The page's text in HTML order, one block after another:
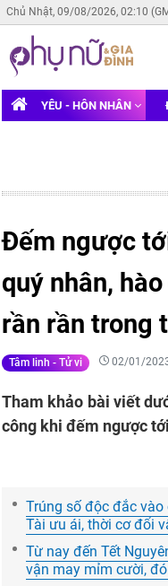
Chủ Nhật, 09/08/2026, 02:10
YÊU - HÔN NHÂN
Đếm ngược
quý nhân,
rần rần trong
Tâm linh - Tử vi 02/01/
Tham khảo bài viết
công khi đếm ngược
Trúng số độc đắc
Tài ưu ái, thời cơ đổi
Từ nay đến Tết
vận may mỉm cười,